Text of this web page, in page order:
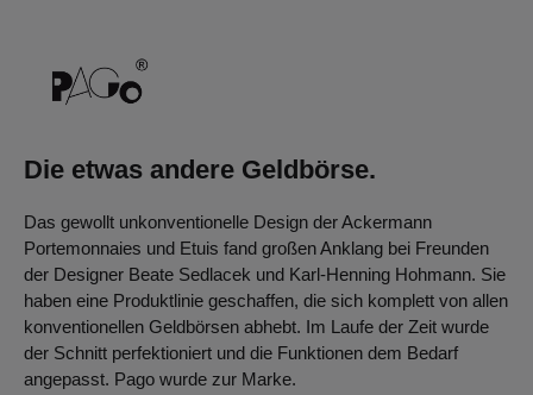
Die etwas andere Geldbörse.
Das gewollt unkonventionelle Design der Ackermann
Portemonnaies und Etuis fand großen Anklang bei Freunden
der Designer Beate Sedlacek und Karl-Henning Hohmann. Sie
haben eine Produktlinie geschaffen, die sich komplett von allen
konventionellen Geldbörsen abhebt. Im Laufe der Zeit wurde
der Schnitt perfektioniert und die Funktionen dem Bedarf
angepasst. Pago wurde zur Marke.